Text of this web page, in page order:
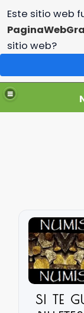
SI TE
Este sitio web
sitio web?